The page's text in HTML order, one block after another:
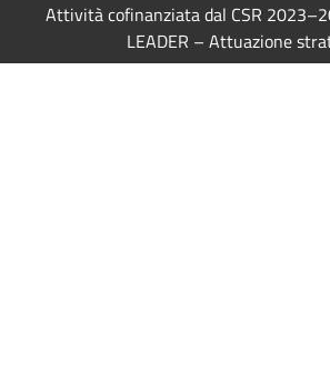
Attività cofinanziata dal CSR
LEADER – Attuazione